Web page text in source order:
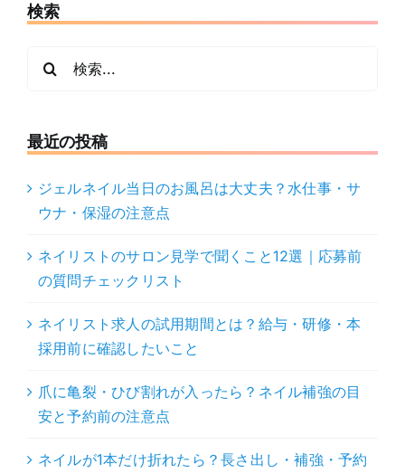
検索
最近の投稿
ジェルネイル当日のお風呂は大丈夫？水仕事・サ
ウナ・保湿の注意点
ネイリストのサロン見学で聞くこと12選｜応募前
の質問チェックリスト
ネイリスト求人の試用期間とは？給与・研修・本
採用前に確認したいこと
爪に亀裂・ひび割れが入ったら？ネイル補強の目
安と予約前の注意点
ネイルが1本だけ折れたら？長さ出し・補強・予約